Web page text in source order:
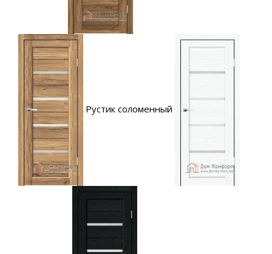
Рустик соломенный